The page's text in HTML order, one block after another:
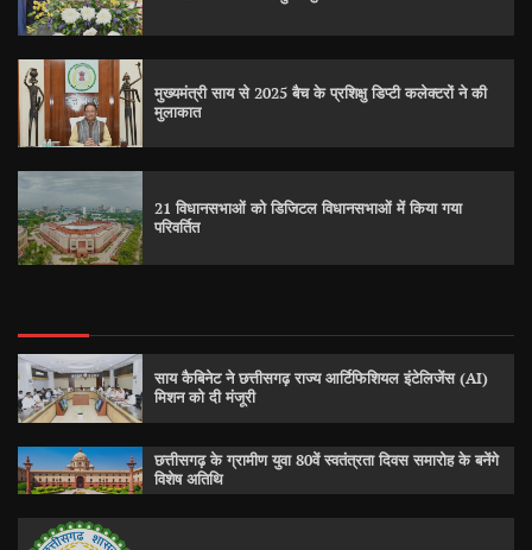
मुख्यमंत्री साय से 2025 बैच के प्रशिक्षु डिप्टी कलेक्टरों ने की
मुलाकात
21 विधानसभाओं को डिजिटल विधानसभाओं में किया गया
परिवर्तित
साय कैबिनेट ने छत्तीसगढ़ राज्य आर्टिफिशियल इंटेलिजेंस (AI)
मिशन को दी मंजूरी
छत्तीसगढ़ के ग्रामीण युवा 80वें स्वतंत्रता दिवस समारोह के बनेंगे
विशेष अतिथि